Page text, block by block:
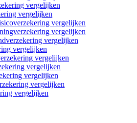
vergelijken
vergelijken
vergelijken
vergelijken
vergelijken
vergelijken
vergelijken
vergelijken
vergelijken
vergelijken
vergelijken